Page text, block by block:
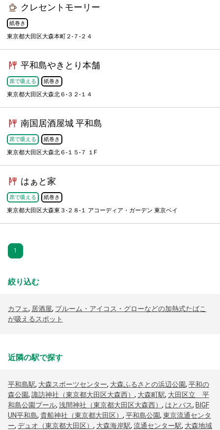
クレセントモーリー
紙巻き
東京都大田区大森本町２-７-２４
平和島やきとり本舗
席で吸える 紙巻き
東京都大田区大森北６-３２-１４
南国居酒屋城 平和島
席で吸える 紙巻き
東京都大田区大森北６-１５-７ １F
はぁと家
席で吸える 紙巻き
東京都大田区大森東３-２８-１ アコーディア・ガーデン 東京ベイ
1
絞り込む
カフェ, 居酒屋, プルーム・アイコス・グローなどの加熱式たばこ
が吸えるスポット
近隣の駅で探す
平和島駅, 大森スポーツセンター, 大森ふるさとの浜辺公園, 平和の
森公園, 諏訪神社（東京都大田区大森西） , 大森町駅, 大田区立 平
和島公園プール, 浅間神社（東京都大田区大森西） , はとバス, BIGF
UN平和島, 貴船神社（東京都大田区） , 平和島公園, 東京流通センタ
ー, デュオ（東京都大田区） , 大森海岸駅, 流通センター駅, 大森地域